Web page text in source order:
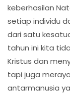
keberhasilan
setiap individu
dari satu
tahun ini kita
Kristus dan
tapi juga
antarmanusia